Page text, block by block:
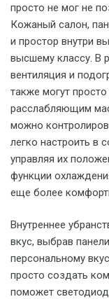
просто не мог не
Кожаный салон,
и простор внутри
высшему классу. В
вентиляция и
также могут
расслабляющим
можно
легко настроить в
управляя их
функции
еще более
Внутреннее
вкус, выбрав
персональному
просто создать
поможет